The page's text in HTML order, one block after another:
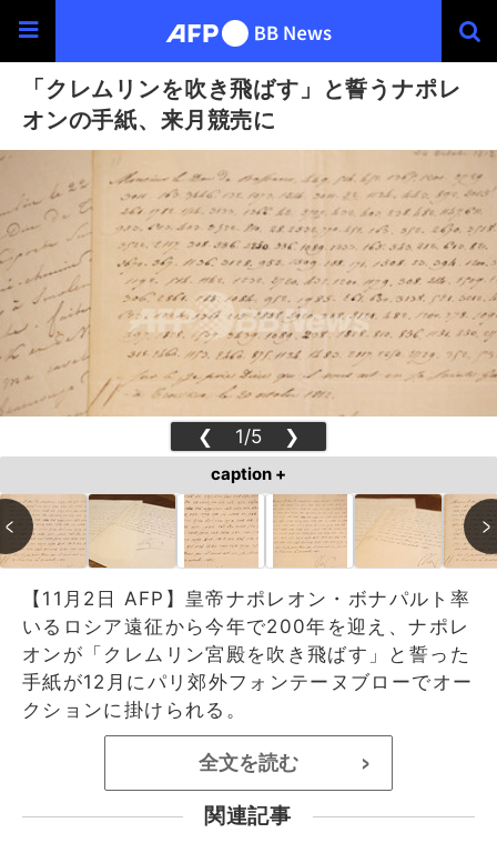
「クレムリンを吹き飛ばす」と誓うナポレ
オンの手紙、来月競売に
❮ 1/5 ❯
caption +
【11月2日 AFP】皇帝ナポレオン・ボナパルト率
いるロシア遠征から今年で200年を迎え、ナポレ
オンが「クレムリン宮殿を吹き飛ばす」と誓った
手紙が12月にパリ郊外フォンテーヌブローでオー
クションに掛けられる。
全文を読む >
関連記事